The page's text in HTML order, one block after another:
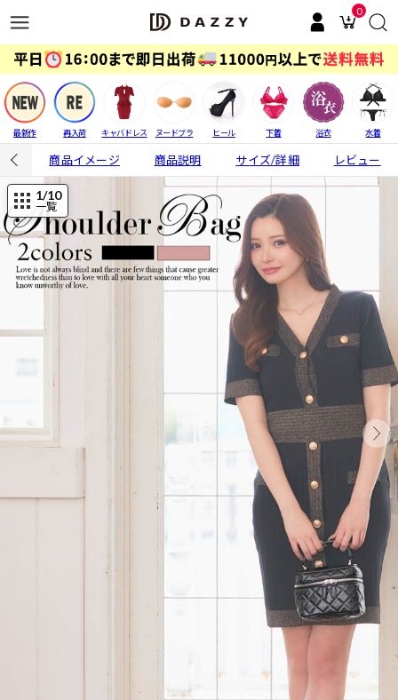
0
最新作 再入荷 キャバドレス ヌードブラ ヒール 下着 浴衣 水着
商品イメージ 商品説明 サイズ/詳細 レビュー
1/10
一覧